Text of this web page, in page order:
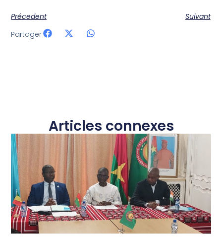
Précedent
Suivant
Partager
Articles connexes